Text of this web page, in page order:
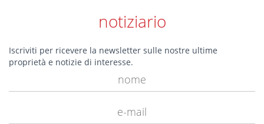
notiziario
Iscriviti per ricevere la newsletter sulle nostre ultime
proprietà e notizie di interesse.